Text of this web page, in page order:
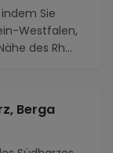
Sie
Westfalen,
des Rh...
Berga